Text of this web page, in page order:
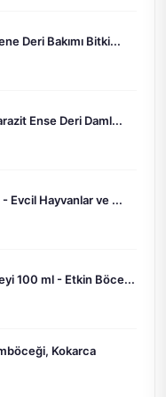
Deri Bakımı Bitki...
Ense Deri Daml...
Evcil Hayvanlar ve ...
100 ml - Etkin Böce...
Kokarca